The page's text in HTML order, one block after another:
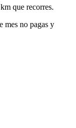
que recorres.
mes no pagas y